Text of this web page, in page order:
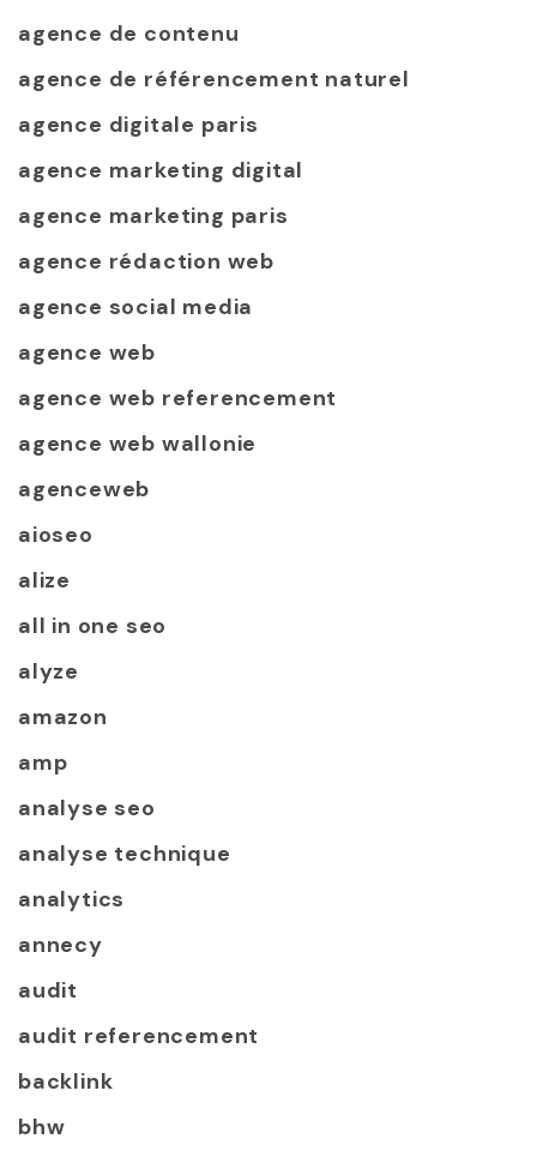
agence de contenu
agence de référencement naturel
agence digitale paris
agence marketing digital
agence marketing paris
agence rédaction web
agence social media
agence web
agence web referencement
agence web wallonie
agenceweb
aioseo
alize
all in one seo
alyze
amazon
amp
analyse seo
analyse technique
analytics
annecy
audit
audit referencement
backlink
bhw